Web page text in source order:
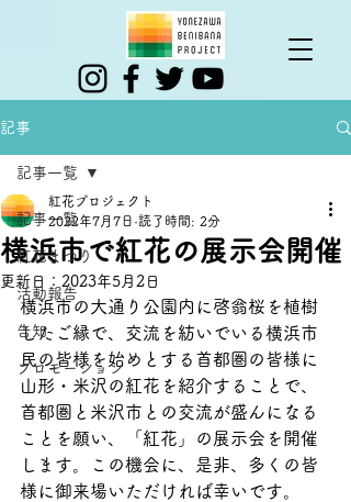
記事
記事一覧
紅花まつり
活動報告
告知
プロモーション
記事一覧
横浜市で紅花の展示会開催
紅花プロジェクト
2022年7月7日 読了時間: 2分
更新日： 2023年5月2日
横浜市の大通り公園内に啓翁桜を植樹
したご縁で、交流を紡いでいる横浜市
民の皆様を始めとする首都圏の皆様に
山形・米沢の紅花を紹介することで、
首都圏と米沢市との交流が盛んになる
ことを願い、「紅花」の展示会を開催
します。この機会に、是非、多くの皆
様に御来場いただければ幸いです。